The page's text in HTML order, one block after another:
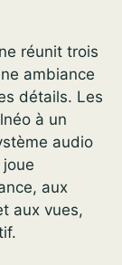
réunit trois
ambiance
détails. Les
à un
audio
aux
aux vues,